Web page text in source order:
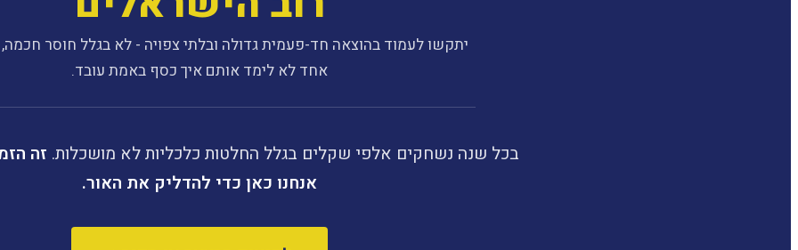
יתקשו לעמוד בהוצאה חד-פעמית גדולה ובלתי צפויה - לא בגלל חוסר
אחד לא לימד אותם איך כסף באמת עובד.
בכל שנה נשחקים אלפי שקלים בגלל החלטות כלכליות לא מושכלות. זה
אנחנו כאן כדי להדליק את האור.